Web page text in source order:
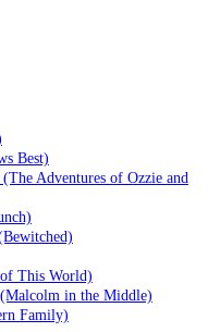
Best)
Adventures of Ozzie and
This World)
in the Middle)
Family)